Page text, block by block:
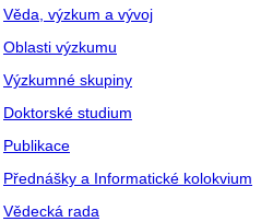
Věda, výzkum a vývoj
Oblasti výzkumu
Výzkumné skupiny
Doktorské studium
Publikace
Přednášky a Informatické kolokvium
Vědecká rada